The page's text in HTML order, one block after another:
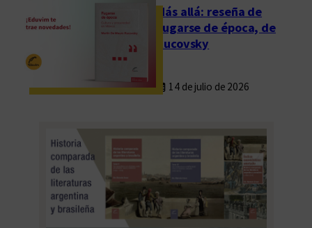
Más allá: reseña de
Fugarse de época, de
Rucovsky
14 de julio de 2026